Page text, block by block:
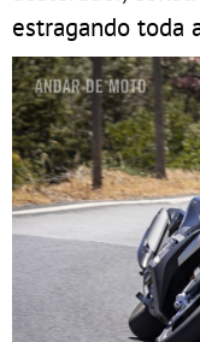
estragando toda